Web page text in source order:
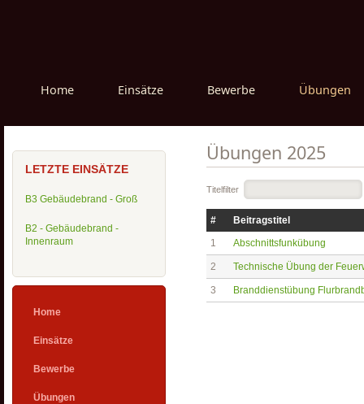
Home Einsätze Bewerbe Übungen
Übungen 2025
Titelfilter
#
Beitragstitel
1
Abschnittsfunkübung
2 Technische Übung der
3 Branddienstübung
LETZTE EINSÄTZE
B3 Gebäudebrand - Groß
B2 - Gebäudebrand -
Innenraum
Home
Einsätze
Bewerbe
Übungen